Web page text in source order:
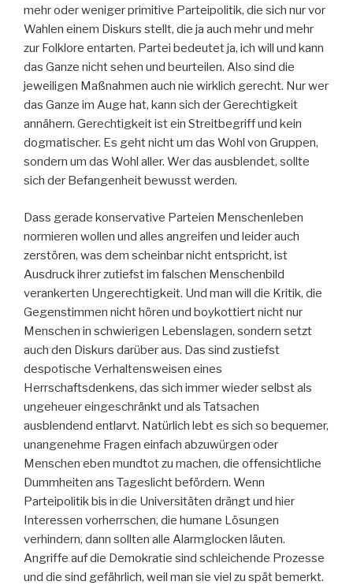
mehr oder weniger primitive Parteipolitik, die sich nur vor
Wahlen einem Diskurs stellt, die ja auch mehr und mehr
zur Folklore entarten. Partei bedeutet ja, ich will und kann
das Ganze nicht sehen und beurteilen. Also sind die
jeweiligen Maßnahmen auch nie wirklich gerecht. Nur wer
das Ganze im Auge hat, kann sich der Gerechtigkeit
annähern. Gerechtigkeit ist ein Streitbegriff und kein
dogmatischer. Es geht nicht um das Wohl von Gruppen,
sondern um das Wohl aller. Wer das ausblendet, sollte
sich der Befangenheit bewusst werden.
Dass gerade konservative Parteien Menschenleben
normieren wollen und alles angreifen und leider auch
zerstören, was dem scheinbar nicht entspricht, ist
Ausdruck ihrer zutiefst im falschen Menschenbild
verankerten Ungerechtigkeit. Und man will die Kritik, die
Gegenstimmen nicht hören und boykottiert nicht nur
Menschen in schwierigen Lebenslagen, sondern setzt
auch den Diskurs darüber aus. Das sind zustiefst
despotische Verhaltensweisen eines
Herrschaftsdenkens, das sich immer wieder selbst als
ungeheuer eingeschränkt und als Tatsachen
ausblendend entlarvt. Natürlich lebt es sich so bequemer,
unangenehme Fragen einfach abzuwürgen oder
Menschen eben mundtot zu machen, die offensichtliche
Dummheiten ans Tageslicht befördern. Wenn
Parteipolitik bis in die Universitäten drängt und hier
Interessen vorherrschen, die humane Lösungen
verhindern, dann sollten alle Alarmglocken läuten.
Angriffe auf die Demokratie sind schleichende Prozesse
und die sind gefährlich, weil man sie viel zu spät bemerkt.